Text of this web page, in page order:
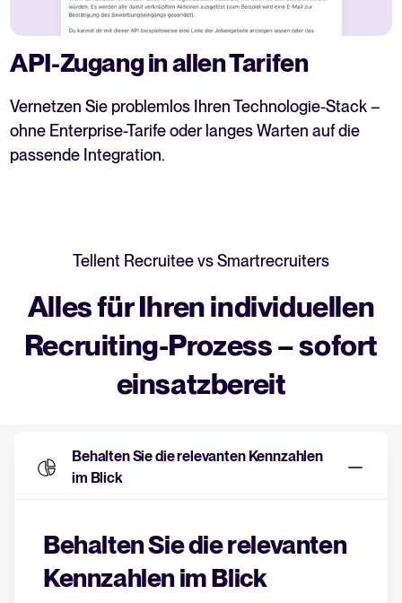
API-Zugang in allen Tarifen
Vernetzen Sie problemlos Ihren Technologie-Stack –
ohne Enterprise-Tarife oder langes Warten auf die
passende Integration.
Tellent Recruitee vsSmartrecruiters
Alles für Ihren individuellen
Recruiting-Prozess – sofort
einsatzbereit
Behalten Sie die relevanten Kennzahlen
im Blick
Behalten Sie die relevanten
Kennzahlen im Blick